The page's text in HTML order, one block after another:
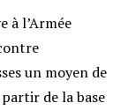
à l’Armée
un moyen de
de la base